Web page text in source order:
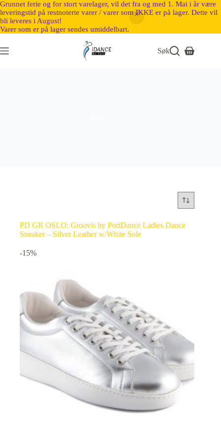
Grunnet ferie og for stort varelager, vil det fra og med 1. Mai i år være
leveringstid på restnoterte varer / varer som IKKE er på lager. Dette vil
bli leveres i August!
Varer som er på lager sendes umiddelbart.
Søk
PD GR OSLO: Groovis by PortDance Ladies Dance
Sneaker – Silver Leather w/White Sole
-15%